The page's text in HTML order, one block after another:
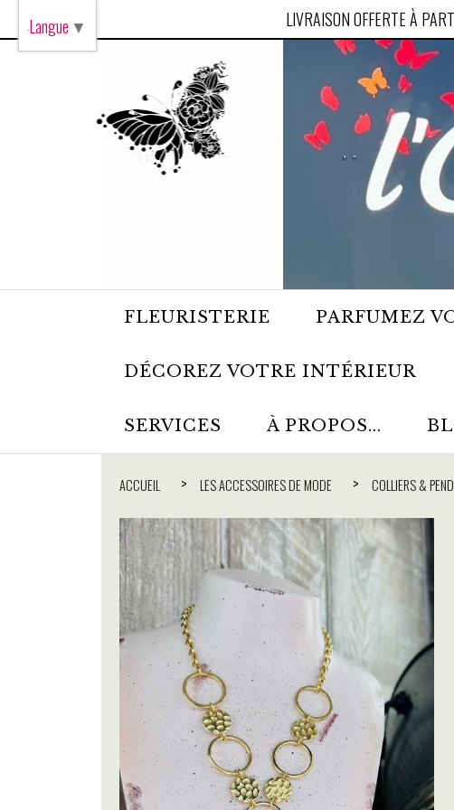
LIVRAISON OFFERTE À
FLEURISTERIE PARFUMEZ
DÉCOREZ VOTRE INTÉRIEUR
SERVICES À PROPOS...
ACCUEIL LES ACCESSOIRES DE MODE COLLIERS &
Langue ▼